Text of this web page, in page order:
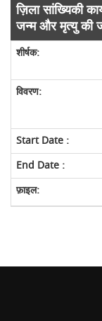
ज़िला सांख्यिकी
जन्म और मृत्यु की